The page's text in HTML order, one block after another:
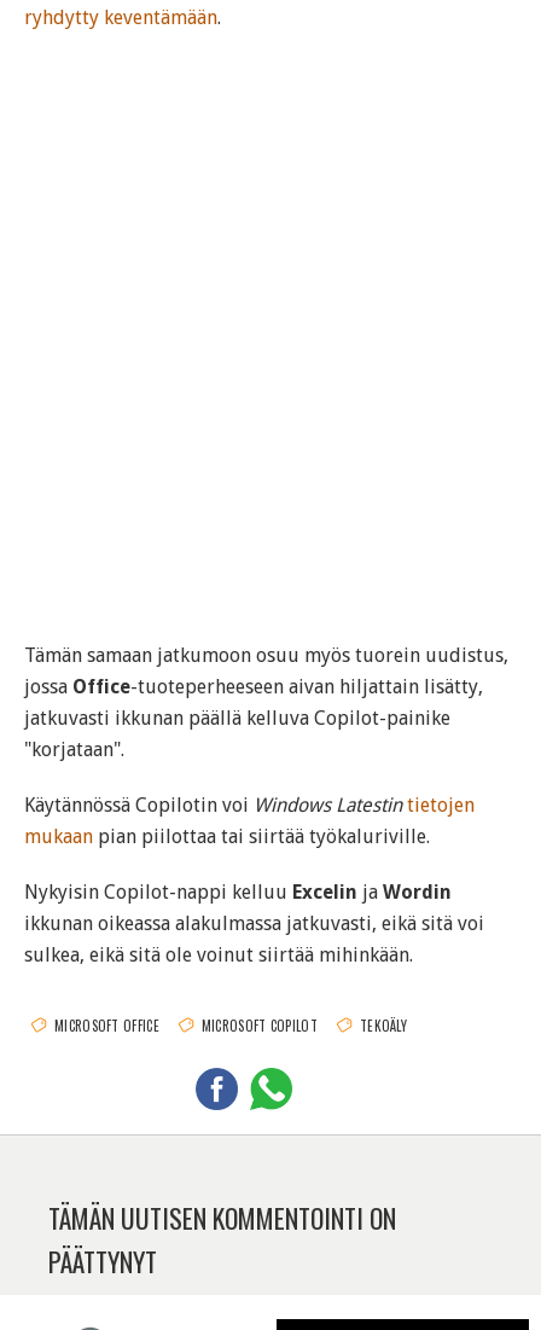
ryhdytty keventämään.
Tämän samaan jatkumoon osuu myös tuorein uudistus,
jossa Office-tuoteperheeseen aivan hiljattain lisätty,
jatkuvasti ikkunan päällä kelluva Copilot-painike
"korjataan".
Käytännössä Copilotin voi Windows Latestin tietojen
mukaan pian piilottaa tai siirtää työkaluriville.
Nykyisin Copilot-nappi kelluu Excelin ja Wordin
ikkunan oikeassa alakulmassa jatkuvasti, eikä sitä voi
sulkea, eikä sitä ole voinut siirtää mihinkään.
MICROSOFT OFFICE MICROSOFT COPILOT TEKOÄLY
TÄMÄN UUTISEN KOMMENTOINTI ON
PÄÄTTYNYT